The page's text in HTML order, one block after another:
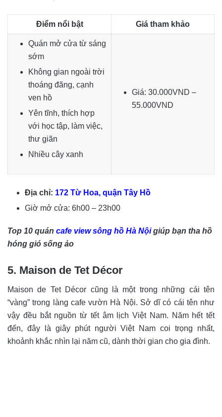
Điểm nổi bật Giá tham khảo
Quán mở cửa từ sáng
sớm
Không gian ngoài trời
thoáng đãng, cạnh
ven hồ
Yên tĩnh, thích hợp
với học tập, làm việc,
thư giãn
Nhiều cây xanh
Giá: 30.000VND –
55.000VND
Địa chỉ: 172 Từ Hoa, quận Tây Hồ
Giờ mở cửa: 6h00 – 23h00
Top 10 quán cafe view sông hồ Hà Nộigiúp bạn tha hồ
hóng gió sống ảo
5. Maison de Tet Décor
Maison de Tet Décor cũng là một trong những cái tên
“vàng” trong làng cafe vườn Hà Nội. Sở dĩ có cái tên như
vậy đều bắt nguồn từ tết âm lịch Việt Nam. Năm hết tết
đến, đây là giây phút người Việt Nam coi trọng nhất,
khoảnh khắc nhìn lại năm cũ, dành thời gian cho gia đình.